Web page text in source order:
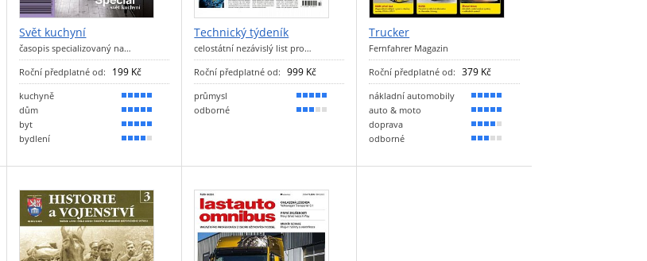
Svět kuchyní
časopis specializovaný na…
Roční předplatné od: 199 Kč
kuchyně
100 %
dům
90 %
byt
90 %
bydlení
80 %
Technický týdeník
celostátní nezávislý list pro…
Roční předplatné od: 999 Kč
průmysl
100 %
odborné
50 %
Trucker
Fernfahrer Magazin
Roční předplatné od: 379 Kč
nákladní automobily
100 %
auto & moto
90 %
doprava
80 %
odborné
50 %